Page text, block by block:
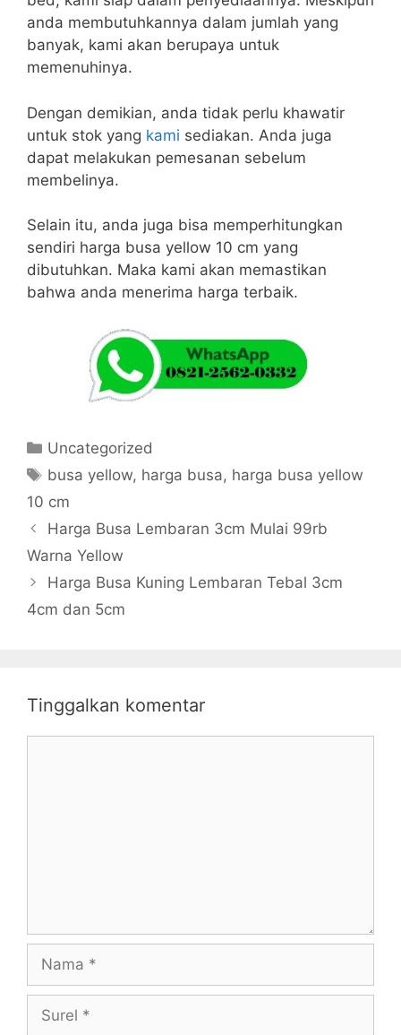
anda membutuhkannya dalam jumlah yang
banyak, kami akan berupaya untuk
memenuhinya.
Dengan demikian, anda tidak perlu khawatir
untuk stok yang kami sediakan. Anda juga
dapat melakukan pemesanan sebelum
membelinya.
Selain itu, anda juga bisa memperhitungkan
sendiri harga busa yellow 10 cm yang
dibutuhkan. Maka kami akan memastikan
bahwa anda menerima harga terbaik.
Kategori
Uncategorized
Tag
busa yellow, harga busa, harga busa yellow
10 cm
Harga Busa Lembaran 3cm Mulai 99rb
Warna Yellow
Harga Busa Kuning Lembaran Tebal 3cm
4cm dan 5cm
Tinggalkan komentar
Nama
Surel